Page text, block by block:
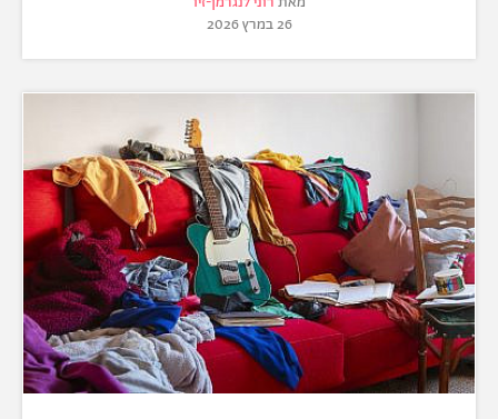
26 במרץ 2026